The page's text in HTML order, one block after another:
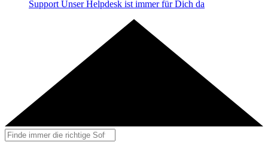
Support Unser Helpdesk ist immer für Dich da